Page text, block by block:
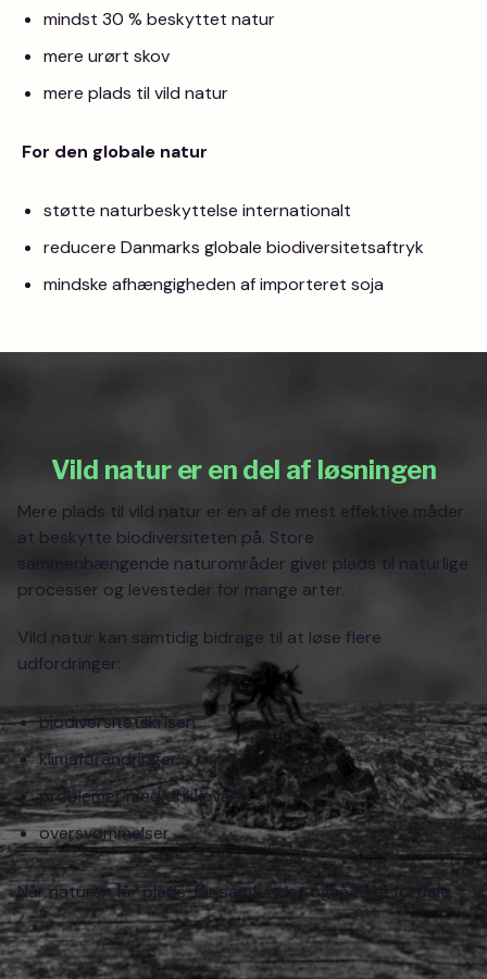
mindst 30 % beskyttet natur
mere urørt skov
mere plads til vild natur
For den globale natur
støtte naturbeskyttelse internationalt
reducere Danmarks globale biodiversitetsaftryk
mindske afhængigheden af importeret soja
Vild natur er en del af løsningen
Mere plads til vild natur er en af de mest effektive måder
at beskytte biodiversiteten på. Store
sammenhængende naturområder giver plads til naturlige
processer og levesteder for mange arter.
Vild natur kan samtidig bidrage til at løse flere
udfordringer:
biodiversitetskrisen
klimaforandringer
problemer med drikkevand
oversvømmelser
Når naturen får plads, får samfundet også flere fordele.